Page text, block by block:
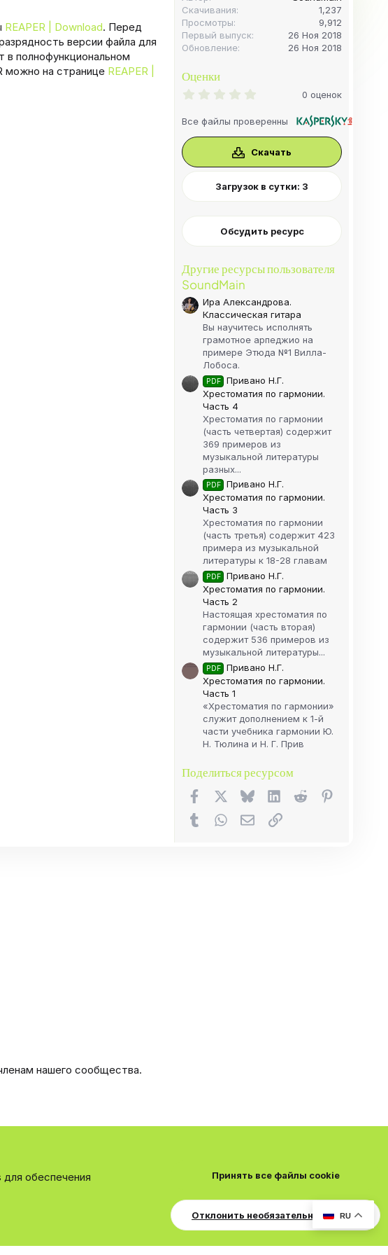
RU
REAPER | Download. Перед
версии файла для
полнофункциональном
можно на странице REAPER |
Скачивания
1,237
Просмотры
9,912
Первый выпуск
26 Ноя 2018
Обновление
26 Ноя 2018
Оценки
0
з
ё
з
0 оценок
Все файлы проверенны
Скачать
Загрузок в сутки: 3
Обсудить ресурс
Другие ресурсы пользователя
SoundMain
Ира Александрова.
Классическая гитара
Вы научитесь исполнять
грамотное арпеджио на
примере Этюда №1 Вилла-
Лобоса.
PDF
Привано Н.Г.
Хрестоматия по гармонии.
Часть 4
Хрестоматия по гармонии
(часть четвертая) содержит
369 примеров из
музыкальной литературы
разных...
PDF
Привано Н.Г.
Хрестоматия по гармонии.
Часть 3
Хрестоматия по гармонии
(часть третья) содержит 423
примера из музыкальной
литературы к 18-28 главам
PDF
Привано Н.Г.
Хрестоматия по гармонии.
Часть 2
Настоящая хрестоматия по
гармонии (часть вторая)
содержит 536 примеров из
музыкальной литературы...
PDF
Привано Н.Г.
Хрестоматия по гармонии.
Часть 1
«Хрестоматия по гармонии»
служит дополнением к 1-й
части учебника гармонии Ю.
Н. Тюлина и Н. Г. Прив
Поделиться ресурсом
FacebookX (Twitter)
BlueskyLinkedInReddit
TumblrWhatsAppЭлектронная почта
Ссылка
нашего сообщества.
Политика конфиденциальности
R
S
обеспечения
Принять все файлы cookie
Отклонить необязательные cookie